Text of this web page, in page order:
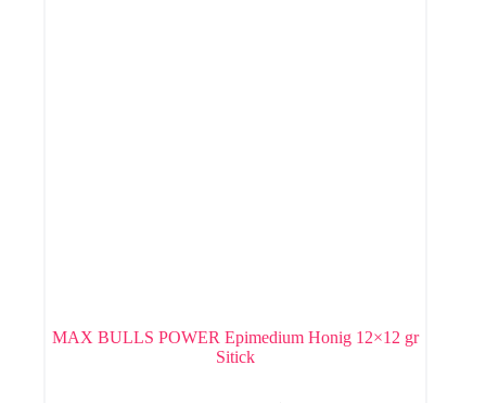
MAX BULLS POWER Epimedium Honig 12×12 gr
Sitick